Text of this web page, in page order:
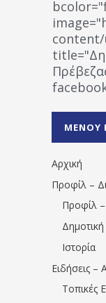
content/
ΜΕΝΟΥ
Αρχική
Προφίλ –
Προφίλ –
Ιστορία
Ειδήσεις –
Τοπικές